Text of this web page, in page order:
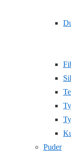
Puder